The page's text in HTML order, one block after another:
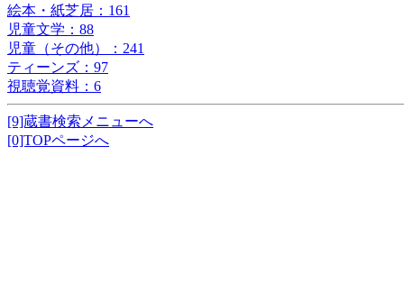
絵本・紙芝居：161
児童文学：88
児童（その他）：241
ティーンズ：97
視聴覚資料：6
[9]蔵書検索メニューへ
[0]TOPページへ